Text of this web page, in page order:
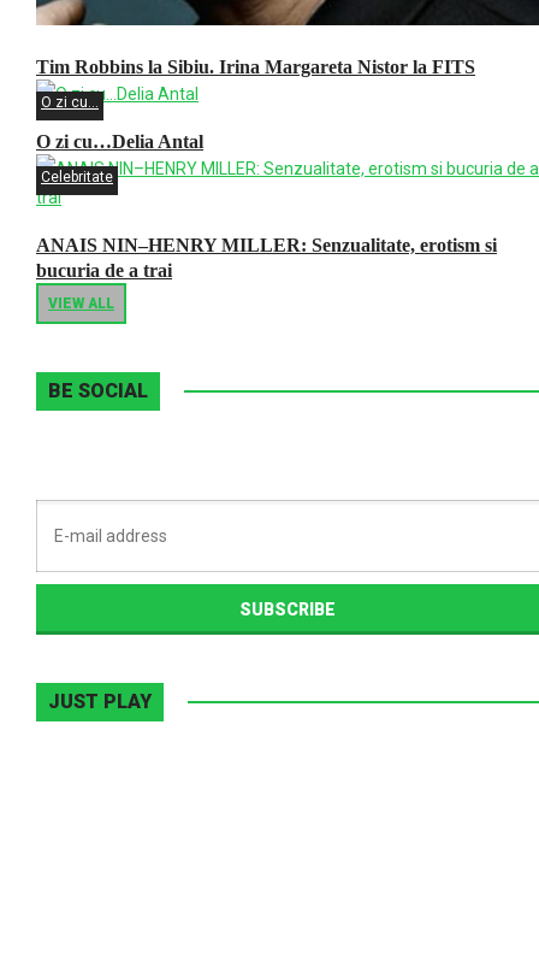
Tim Robbins la Sibiu. Irina Margareta Nistor la FITS
O zi cu...
O zi cu…Delia Antal
Celebritate
ANAIS NIN–HENRY MILLER: Senzualitate, erotism si
bucuria de a trai
VIEW ALL
BE SOCIAL
JUST PLAY